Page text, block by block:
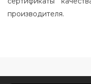
производителя.